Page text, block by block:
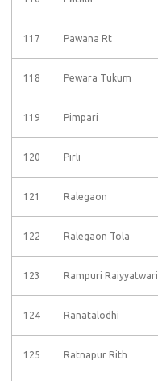
117 Pawana Rt
118 Pewara Tukum
119 Pimpari
120 Pirli
121 Ralegaon
122 Ralegaon Tola
123 Rampuri Raiyyatwari
124 Ranatalodhi
125 Ratnapur Rith